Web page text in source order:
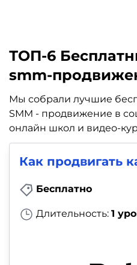
ТОП-6
smm-
Мы собрали лучшие
SMM - продвижение в
онлайн школ и видео-
Как продвигать
Бесплатно
Длительность: 1